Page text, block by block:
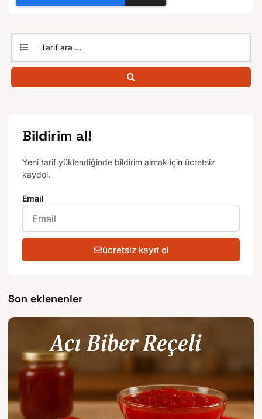
Bildirim al!
Yeni tarif yüklendiğinde bildirim almak için ücretsiz
kaydol.
Email
ücretsiz kayıt ol
Son eklenenler